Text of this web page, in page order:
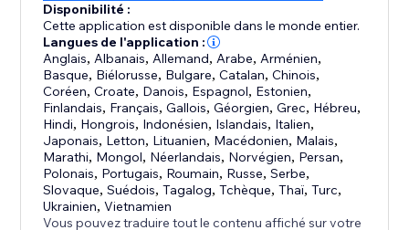
Disponibilité :
Cette application est disponible dans le monde entier.
Langues de l'application :
Anglais, Albanais, Allemand, Arabe, Arménien,
Basque, Biélorusse, Bulgare,Catalan,Chinois,
Coréen,Croate, Danois, Espagnol, Estonien,
Finlandais, Français,Gallois,Géorgien,Grec, Hébreu,
Hindi, Hongrois, Indonésien, Islandais, Italien,
Japonais, Letton, Lituanien, Macédonien, Malais,
Marathi, Mongol, Néerlandais, Norvégien, Persan,
Polonais, Portugais, Roumain, Russe,Serbe,
Slovaque,Suédois,Tagalog,Tchèque,Thaï,Turc,
Ukrainien,Vietnamien
Vous pouvez traduire tout le contenu affiché sur votre